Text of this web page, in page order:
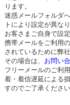
ります。
迷惑メールフォルダ
トにより設定が異なり
お客さまご自身で設
携帯メールをご利用
されているために弊
その場合は、 お問い
フリーメールのご利
着・着信遅延による
すのでご了承ください